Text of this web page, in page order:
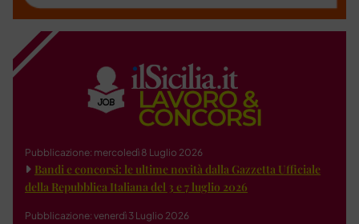
Pubblicazione: mercoledì 8 Luglio 2026
Bandi e concorsi: le ultime novità dalla Gazzetta Ufficiale
della Repubblica Italiana del 3 e 7 luglio 2026
Pubblicazione: venerdì 3 Luglio 2026